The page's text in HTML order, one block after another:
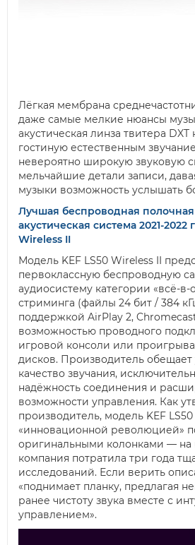
Лёгкая мембрана
даже самые мелкие нюансы
акустическая линза твитера DXT
гостиную естественным
невероятно широкую звуковую
мельчайшие детали записи,
музыки возможность услышать
Лучшая беспроводная полочная
акустическая система 2021-2022
Wireless II
Модель KEF LS50 Wireless II
первоклассную беспроводную
аудиосистему категории «всё-
стриминга (файлы 24 бит / 384
поддержкой AirPlay 2,
возможностью проводного
игровой консоли или
дисков. Производитель
качество звучания,
надёжность соединения и
возможности управления. Как
производитель, модель KEF
«инновационной революцией»
оригинальными колонками — на
компания потратила три года
исследований. Если верить
«поднимает планку, предлагая
ранее чистоту звука вместе с
управлением».